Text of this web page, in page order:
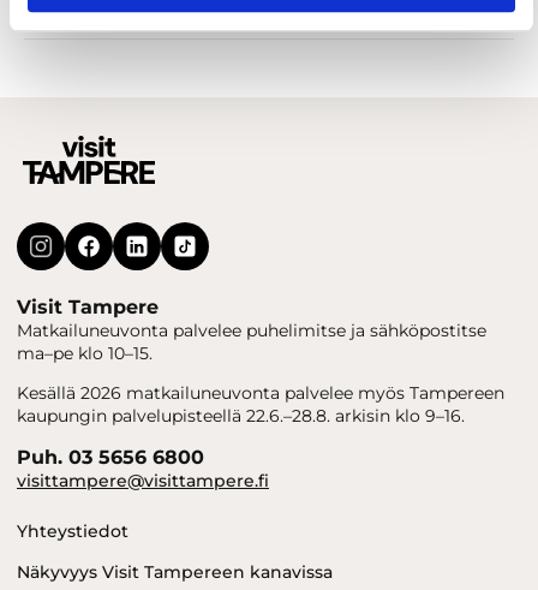
Visit Tampere
Matkailuneuvonta palvelee puhelimitse ja sähköpostitse
ma–pe klo 10–15.
Kesällä 2026 matkailuneuvonta palvelee myös Tampereen
kaupungin palvelupisteellä 22.6.–28.8. arkisin klo 9–16.
Puh. 03 5656 6800
visittampere@visittampere.fi
Yhteystiedot
Näkyvyys Visit Tampereen kanavissa